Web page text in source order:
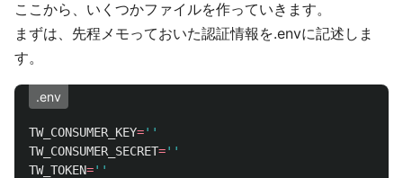
ここから、いくつかファイルを作っていきます。
まずは、先程メモっておいた認証情報を.envに記述しま
す。
.env
TW_CONSUMER_KEY=''
TW_CONSUMER_SECRET=''
TW_TOKEN=''